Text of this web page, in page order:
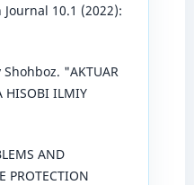
10.1 (2022):
"AKTUAR
HISOBI ILMIY
AND
PROTECTION